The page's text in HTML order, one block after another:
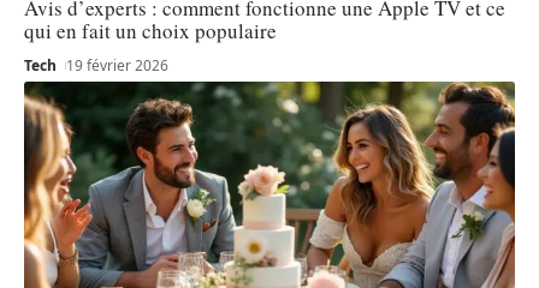
Avis d’experts : comment fonctionne une Apple TV et ce
qui en fait un choix populaire
Tech 19 février 2026